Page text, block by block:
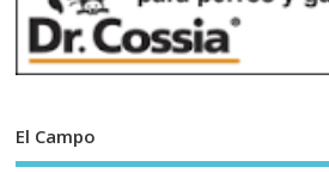
El Campo